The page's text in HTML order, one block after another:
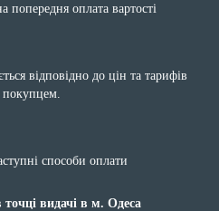
попередня оплата вартості
відповідно до цін та тарифів
покупцем.
способи оплати
точці видачі в м. Одеса